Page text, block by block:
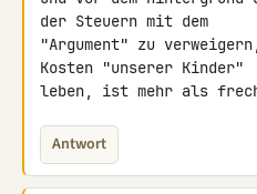
der Steuern mit dem
"Argument" zu
Kosten "unserer Kinder"
leben, ist mehr als
Antwort